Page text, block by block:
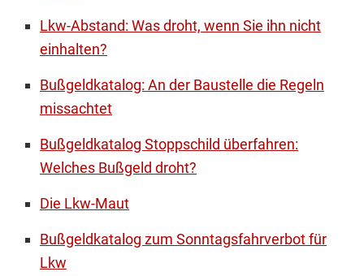
Lkw-Abstand: Was droht, wenn Sie ihn nicht
einhalten?
Bußgeldkatalog: An der Baustelle die Regeln
missachtet
Bußgeldkatalog Stoppschild überfahren:
Welches Bußgeld droht?
Die Lkw-Maut
Bußgeldkatalog zum Sonntagsfahrverbot für
Lkw